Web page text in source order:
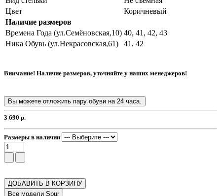
Цвет
Коричневый
Наличие размеров
Времена Года (ул.Семёновская,10) 40, 41, 42, 43
Ника Обувь (ул.Некрасовская,61)
41, 42
Внимание! Наличие размеров, уточняйте у наших менеджеров!
Вы можете отложить пару обуви на 24 часа.
3 690 р.
Размеры в наличии
ДОБАВИТЬ В КОРЗИНУ